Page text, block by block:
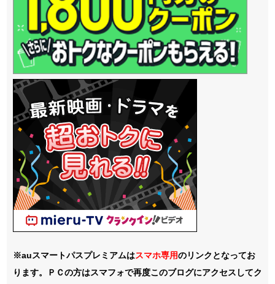
※auスマートパスプレミアムはスマホ専用のリンクとなってお
ります。ＰＣの方はスマフォで再度このブログにアクセスしてク